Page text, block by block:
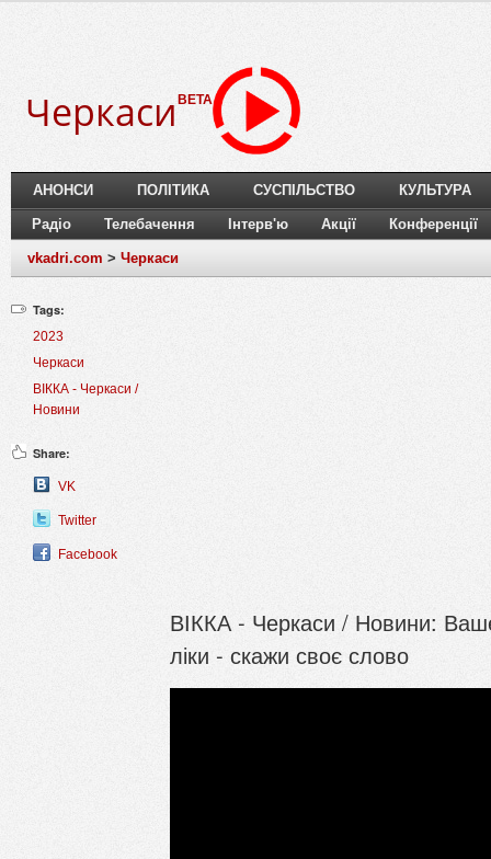
Черкаси BETA
АНОНСИ ПОЛІТИКА СУСПІЛЬСТВО КУЛЬТУРА
Радіо Телебачення Інтерв'ю Акції Конференції
vkadri.com > Черкаси
Tags:
2023
Черкаси
ВІККА - Черкаси /
Новини
Share:
VK
Twitter
Facebook
ВІККА - Черкаси / Новини:
ліки - скажи своє слово